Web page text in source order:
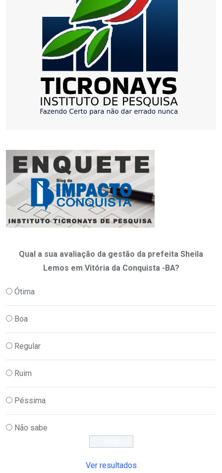
Qual a sua avaliação da gestão da prefeita Sheila
Lemos em Vitória da Conquista -BA?
Ótima
Boa
Regular
Ruim
Péssima
Não sabe
Ver resultados